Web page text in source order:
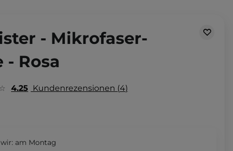
- Mikrofaser-
- Rosa
4.25 Kundenrezensionen 4
am Montag